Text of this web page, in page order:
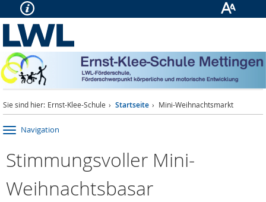
Sie sind hier: Ernst-Klee-Schule Startseite Mini-Weihnachtsmarkt
Navigation
Stimmungsvoller Mini-
Weihnachtsbasar